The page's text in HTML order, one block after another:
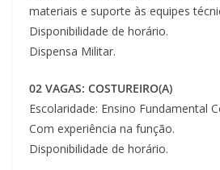
materiais e suporte às equipes
Disponibilidade de horário.
Dispensa Militar.
02 VAGAS: COSTUREIRO(A)
Escolaridade: Ensino Fundamental
Com experiência na função.
Disponibilidade de horário.